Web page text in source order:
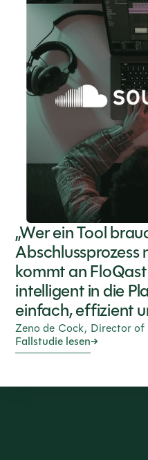
„Wer ein Tool
kommt an
intelligent in die
einfach, effizient
Zeno de Cock, Director
Fallstudie lesen